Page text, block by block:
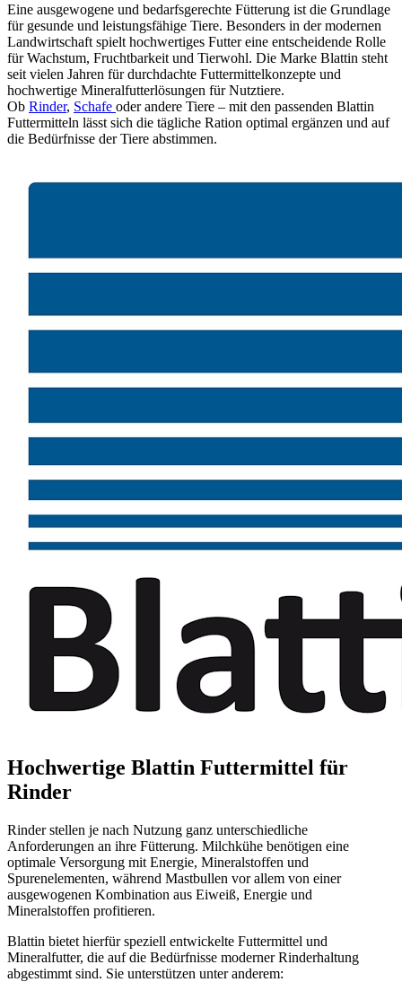
Eine ausgewogene und bedarfsgerechte Fütterung ist die Grundlage
für gesunde und leistungsfähige Tiere. Besonders in der modernen
Landwirtschaft spielt hochwertiges Futter eine entscheidende Rolle
für Wachstum, Fruchtbarkeit und Tierwohl. Die Marke Blattin steht
seit vielen Jahren für durchdachte Futtermittelkonzepte und
hochwertige Mineralfutterlösungen für Nutztiere.
Ob Rinder, Schafe oder andere Tiere – mit den passenden Blattin
Futtermitteln lässt sich die tägliche Ration optimal ergänzen und auf
die Bedürfnisse der Tiere abstimmen.
Hochwertige Blattin Futtermittel für
Rinder
Rinderstellen je nach Nutzung ganz unterschiedliche
Anforderungen an ihre Fütterung. Milchkühe benötigen eine
optimale Versorgung mit Energie, Mineralstoffen und
Spurenelementen, während Mastbullen vor allem von einer
ausgewogenen Kombination aus Eiweiß, Energie und
Mineralstoffen profitieren.
Blattin bietet hierfür speziell entwickelte Futtermittel und
Mineralfutter, die auf die Bedürfnisse moderner Rinderhaltung
abgestimmt sind. Sie unterstützen unter anderem: